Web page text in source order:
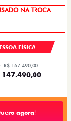
FÍSICA
R$ 167.490,00
147.490,00
agora!